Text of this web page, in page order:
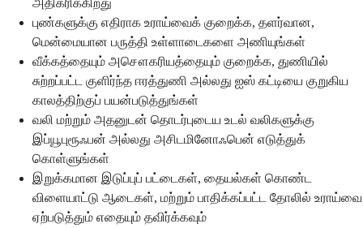
புண்களுக்கு எதிராக உராய்வைக் குறைக்க, தளர்வான,
மென்மையான பருத்தி உள்ளாடைகளை அணியுங்கள்
வீக்கத்தையும் அசௌகரியத்தையும் குறைக்க, துணியில்
சுற்றப்பட்ட குளிர்ந்த ஈரத்துணி அல்லது ஐஸ் கட்டியை குறுகிய
காலத்திற்குப் பயன்படுத்துங்கள்
வலி மற்றும் அதனுடன் தொடர்புடைய உடல் வலிகளுக்கு
இப்யூபுரூஃபன் அல்லது அசிடமினோஃபென் எடுத்துக்
கொள்ளுங்கள்
இறுக்கமான இடுப்புப் பட்டைகள், தையல்கள் கொண்ட
விளையாட்டு ஆடைகள், மற்றும் பாதிக்கப்பட்ட தோலில் உராய்வை
ஏற்படுத்தும் எதையும் தவிர்க்கவும்